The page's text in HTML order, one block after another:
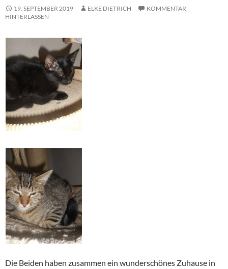
19. SEPTEMBER 2019 ELKE DIETRICH
KOMMENTAR
HINTERLASSEN
Die Beiden haben zusammen ein wunderschönes Zuhause in